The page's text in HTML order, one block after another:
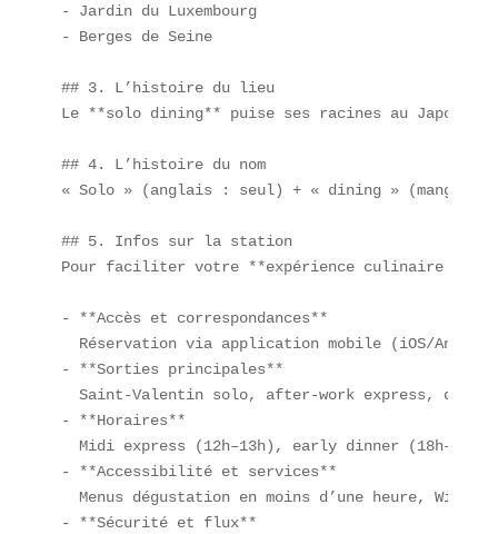
- Jardin du Luxembourg
- Berges de Seine
## 3. L’histoire du lieu
Le **solo dining** puise ses racines au Japon
## 4. L’histoire du nom
« Solo » (anglais : seul) + « dining » (manger
## 5. Infos sur la station
Pour faciliter votre **expérience culinaire
- **Accès et correspondances**
Réservation via application mobile (iOS/
- **Sorties principales**
Saint-Valentin solo, after-work express,
- **Horaires**
Midi express (12h–13h), early dinner
- **Accessibilité et services**
Menus dégustation en moins d’une heure, Wi-
- **Sécurité et flux**